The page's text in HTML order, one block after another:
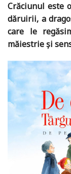
Crăciunul este
dăruirii, a
care le
măiestrie și